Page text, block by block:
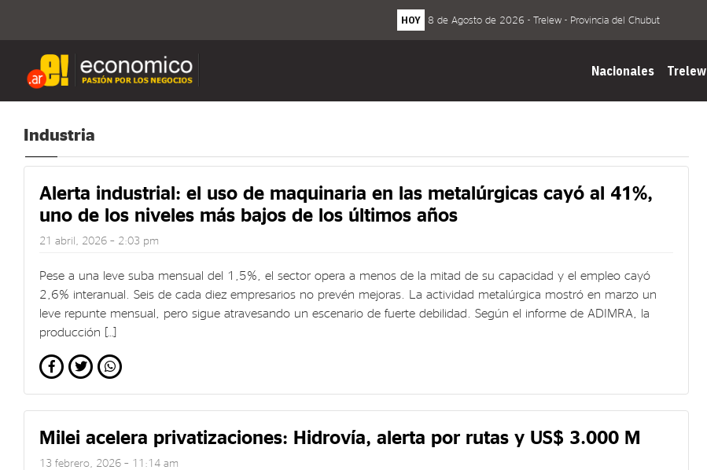
HOY 8 de Agosto de 2026 - Trelew - Provincia del Chubut
Nacionales Trelew
Industria
Alerta industrial: el uso de maquinaria en las metalúrgicas cayó al 41%,
uno de los niveles más bajos de los últimos años
21 abril, 2026 – 2:03 pm
Pese a una leve suba mensual del 1,5%, el sector opera a menos de la mitad de su capacidad y el empleo cayó
2,6% interanual. Seis de cada diez empresarios no prevén mejoras. La actividad metalúrgica mostró en marzo un
leve repunte mensual, pero sigue atravesando un escenario de fuerte debilidad. Según el informe de ADIMRA, la
producción […]
Milei acelera privatizaciones: Hidrovía, alerta por rutas y US$ 3.000 M
13 febrero, 2026 – 11:14 am